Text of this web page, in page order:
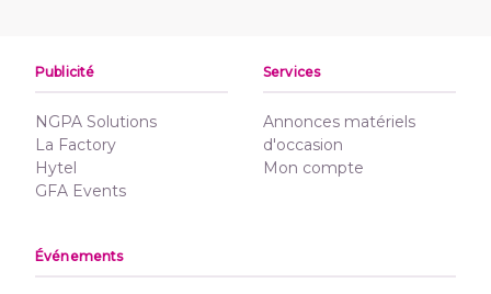
Publicité
NGPA Solutions
La Factory
Hytel
GFA Events
Services
Annonces matériels
d'occasion
Mon compte
Événements